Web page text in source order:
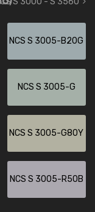
NCS S 3005-B20G
NCS S 3005-G
NCS S 3005-G80Y
NCS S 3005-R50B